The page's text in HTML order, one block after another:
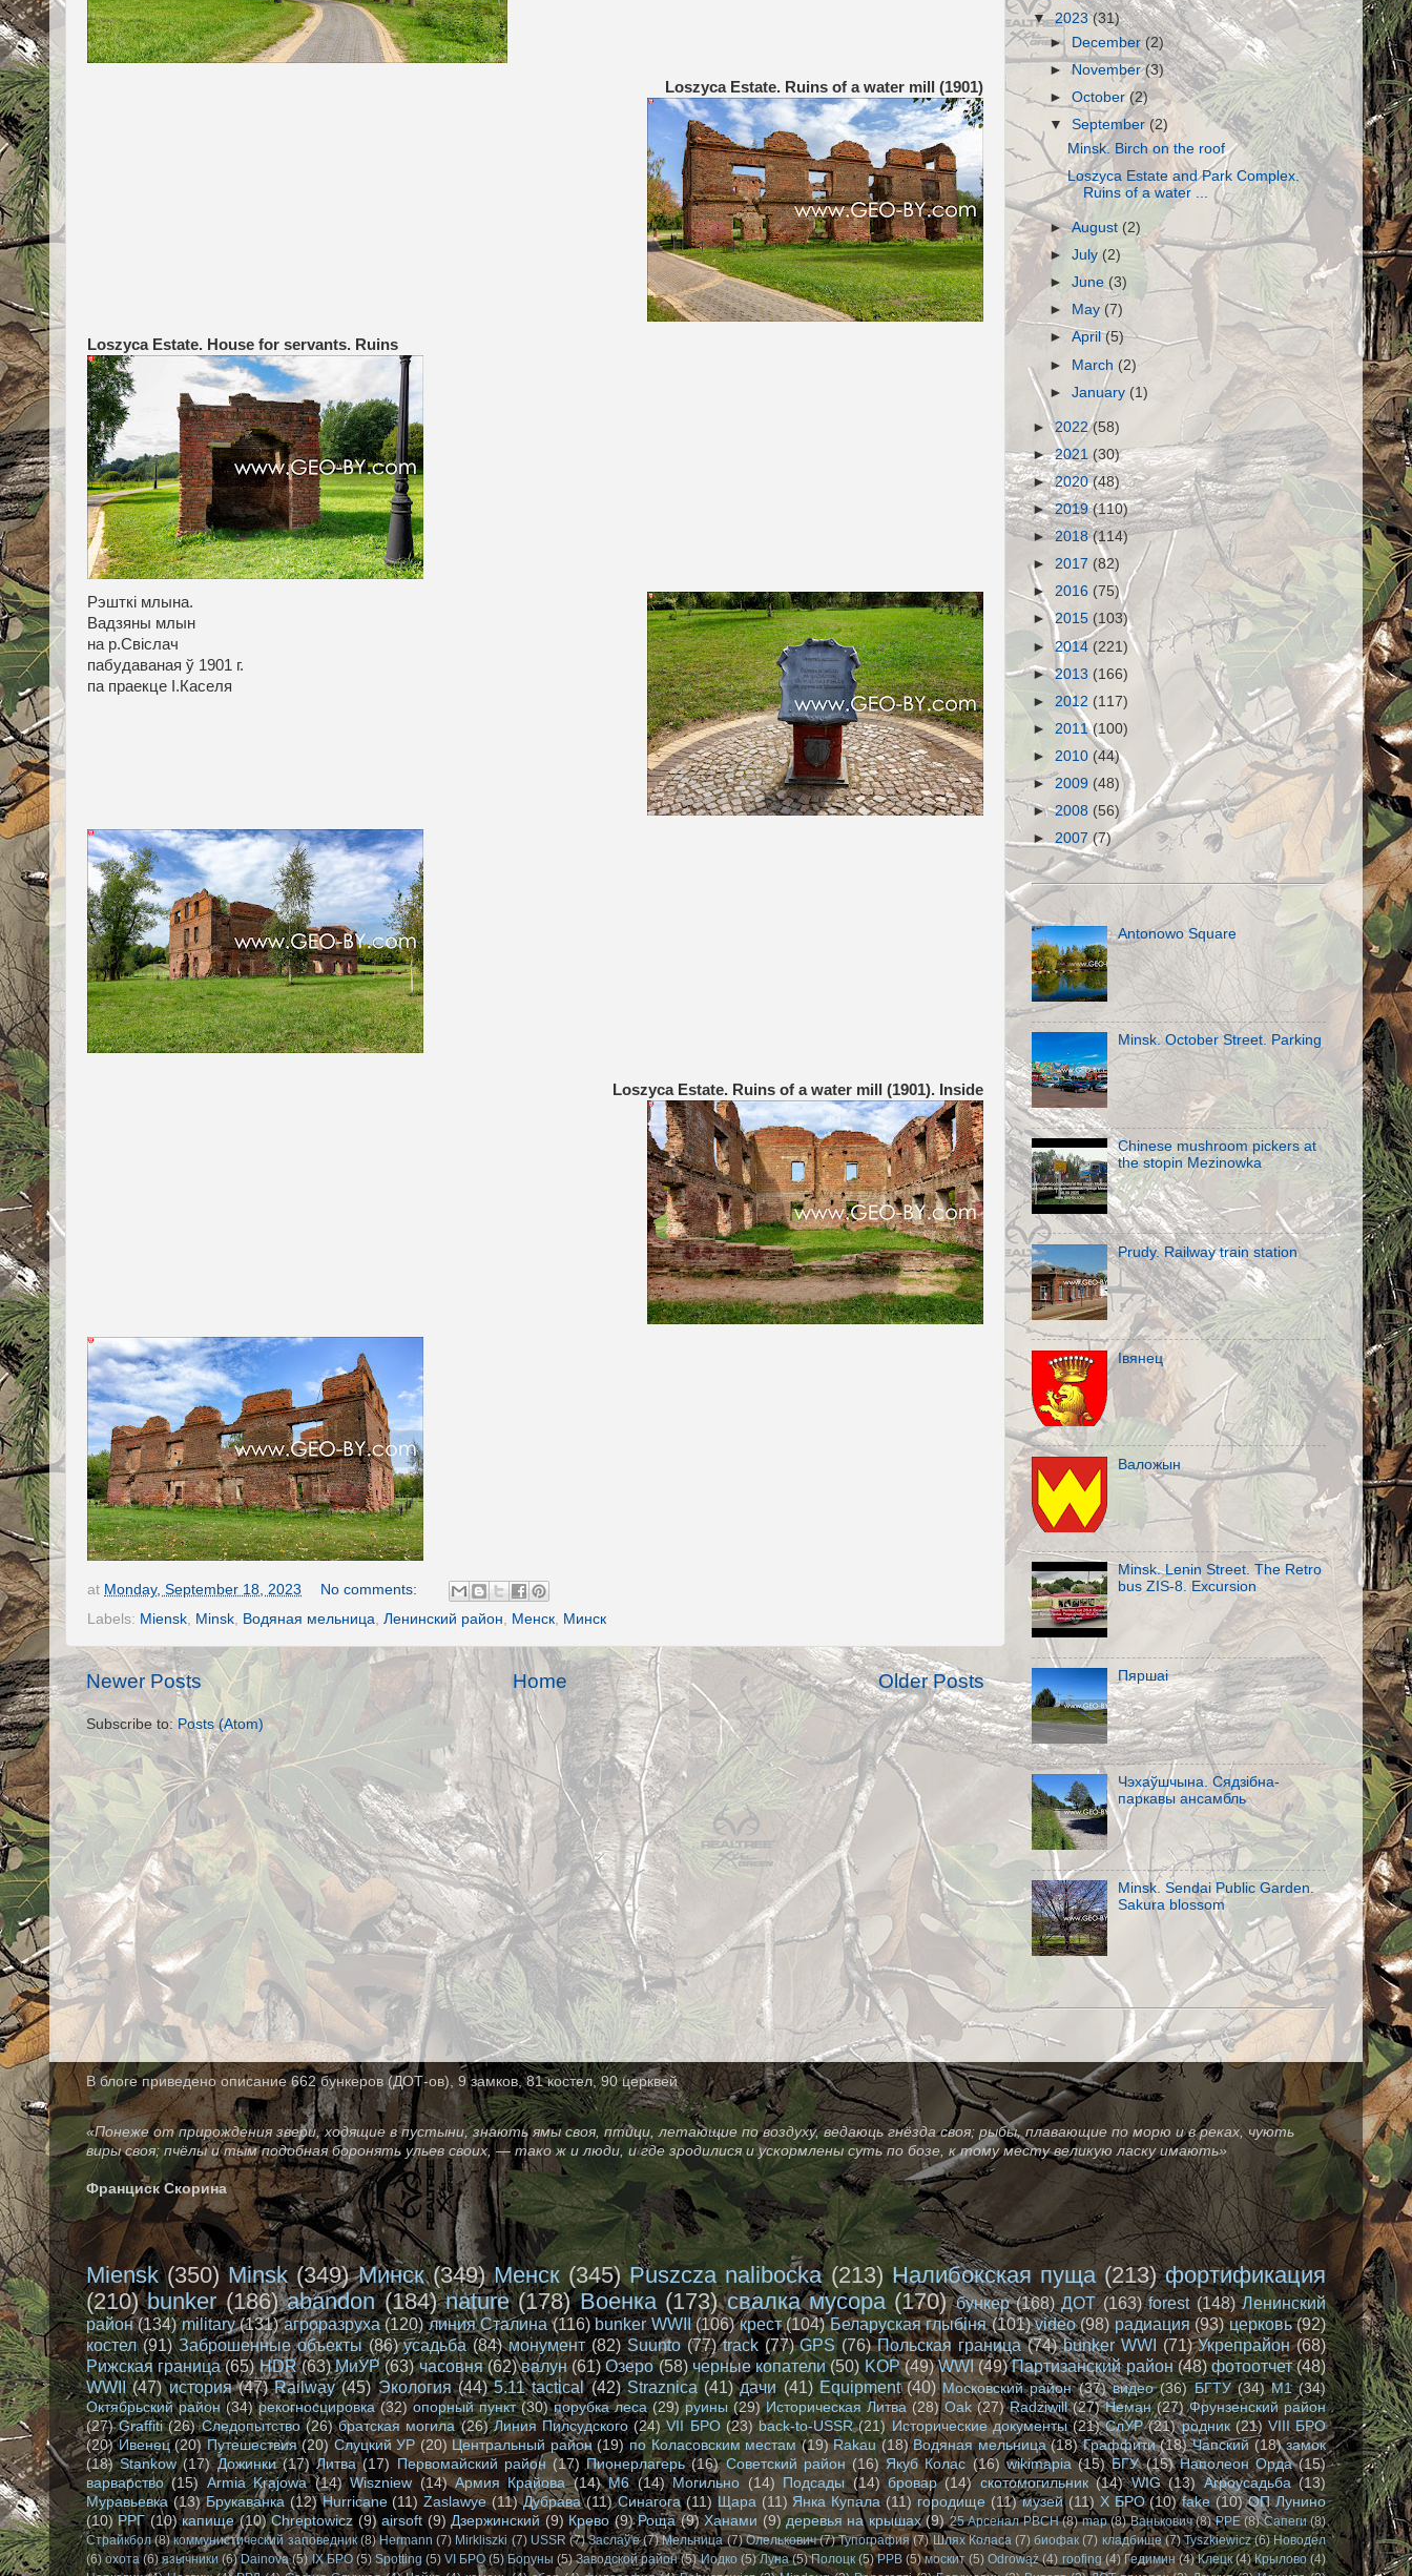
Loszyca Estate. Ruins of a water mill (1901)
Loszyca Estate. House for servants. Ruins
Рэшткі млына.
Вадзяны млын
на р.Свіслач
пабудаваная ў 1901 г.
па праекце І.Каселя
Loszyca Estate. Ruins of a water mill (1901). Inside
at Monday, September 18, 2023
No comments:
Labels: Miensk Minsk Водяная мельница Ленинский район Менск Минск
Newer Posts Older Posts
Home
Subscribe to:Posts (Atom)
▼2023(31)
►
December(2)
►November(3)
►October(2)
▼September(2)
Minsk. Birch on the roof
Loszyca Estate and Park Complex.
Ruins of a water ...
►August(2)
►July(2)
►June (3)
►
May(7)
►April(5)
► March (2)
►January (1)
►2022(58)
►2021(30)
►2020(48)
►2019(110)
►2018(114)
► 2017 (82)
► 2016 (75)
►2015 (103)
►2014 (221)
►2013 (166)
► 2012 (117)
► 2011(100)
► 2010 (44)
► 2009 (48)
►2008 (56)
► 2007 (7)
Antonowo Square
Minsk. October Street. Parking
Chinese mushroom pickers at
the stopin Mezinowka
Prudy. Railway train station
Івянец
Валожын
Minsk. Lenin Street. The Retro
bus ZIS-8. Excursion
Пяршаi
Чэхаўшчына. Сядзібна-
паркавы ансамбль
Minsk. Sendai Public Garden.
Sakura blossom
В блоге приведено описание 662 бункеров (ДОТ-ов), 9 замков, 81 костел, 90 церквей
«Понеже от прирождения звери, ходящие в пустыни, знають ямы своя, птици, летающие по воздуху, ведаюць гнёзда своя; рыбы, плавающие по морю и в реках, чують
виры своя; пчёлы и тым подобная боронять ульев своих, — тако ж и люди, и где зродилися и ускормлены суть по бозе, к тому месту великую ласку имають»
Франциск Скорина
Miensk (350) Minsk (349) Минск (349) Менск (345) Puszcza nalibocka (213) Налибокская пуща (213) фортификация
(210) bunker (186) abandon (184) nature (178) Военка (173) свалка мусора (170) бункер (168) ДОТ (163) forest (148) Ленинский
район (134) military (131) агроразруха (120) линия Сталина (116) bunker WWII (106) крест (104) Беларуская глыбіня (101) video (98) радиация (93) церковь (92)
костел (91) Заброшенные объекты (86) усадьба (84) монумент (82) Suunto (77) track (77) GPS (76) Польская граница (74) bunker WWI (71) Укрепрайон (68)
Рижская граница (65) HDR (63) МиУР (63) часовня (62) валун (61) Озеро (58) черные копатели (50) KOP (49) WWI (49) Партизанский район (48) фотоотчет (48)
WWII (47) история (47) Railway (45) Экология (44) 5.11 tactical (42) Straznica (41) дачи (41) Equipment (40) Московский район (37) видео (36) БГТУ (34) М1 (34)
Октябрьский район (34) рекогносцировка (32) опорный пункт (30) порубка леса (29) руины (29) Историческая Литва (28) Oak (27) Radziwill (27) Неман (27) Фрунзенский район
(27) Graffiti (26) Следопытство (26) братская могила (26) Линия Пилсудского (24) VII БРО (23) back-to-USSR (21) Исторические документы (21) СлУР (21) родник (21) VIII БРО
(20) Ивенец (20) Путешествия (20) Слуцкий УР (20) Центральный район (19) по Коласовским местам (19) Rakau (18) Водяная мельница (18) Граффити (18) Чапский (18) замок
(18) Stankow (17) Дожинки (17) Литва (17) Первомайский район (17) Пионерлагерь (16) Советский район (16) Якуб Колас (16) wikimapia (15) БГУ (15) Наполеон Орда (15)
варварство (15) Armia Krajowa (14) Wiszniew (14) Армия Крайова (14) М6 (14) Могильно (14) Подсады (14) бровар (14) скотомогильник (14) WIG (13) Агроусадьба (13)
Муравьевка (13) Брукаванка (12) Hurricane (11) Zaslawye (11) Дубрава (11) Синагога (11) Щара (11) Янка Купала (11) городище (11) музей (11) X БРО (10) fake (10) ОП Лунино
(10) РРГ (10) капище (10) Chreptowicz (9) airsoft (9) Дзержинский (9) Крево (9) Роща (9) Ханами (9) деревья на крышах (9) 25 Арсенал РВСН (8) map (8) Ванькович (8) РРЕ (8) Сапеги (8)
Страйкбол (8) коммунистический заповедник (8) Hermann (7) Mirkliszki (7) USSR (7) Заслаў'e (7) Мельница (7) Олелькович (7) Тупография (7) Шлях Коласа (7) биофак (7) кладбище (7) Tyszkiewicz (6) Новодел
(6) охота (6) язычники (6) Dainova (5) IX БРО (5) Spotting (5) VI БРО (5) Боруны (5) Заводской район (5) Иодко (5) Луна (5) Полоцк (5) РРВ (5) москит (5) Odrowąż (4) roofing (4) Гедимин (4) Клецк (4) Крылово (4)